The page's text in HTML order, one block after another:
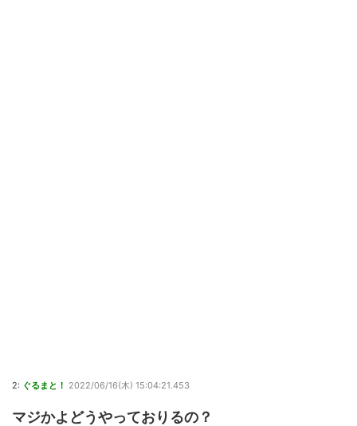
2: ぐるまと！ 2022/06/16(木) 15:04:21.453
マジかよどうやっておりるの？